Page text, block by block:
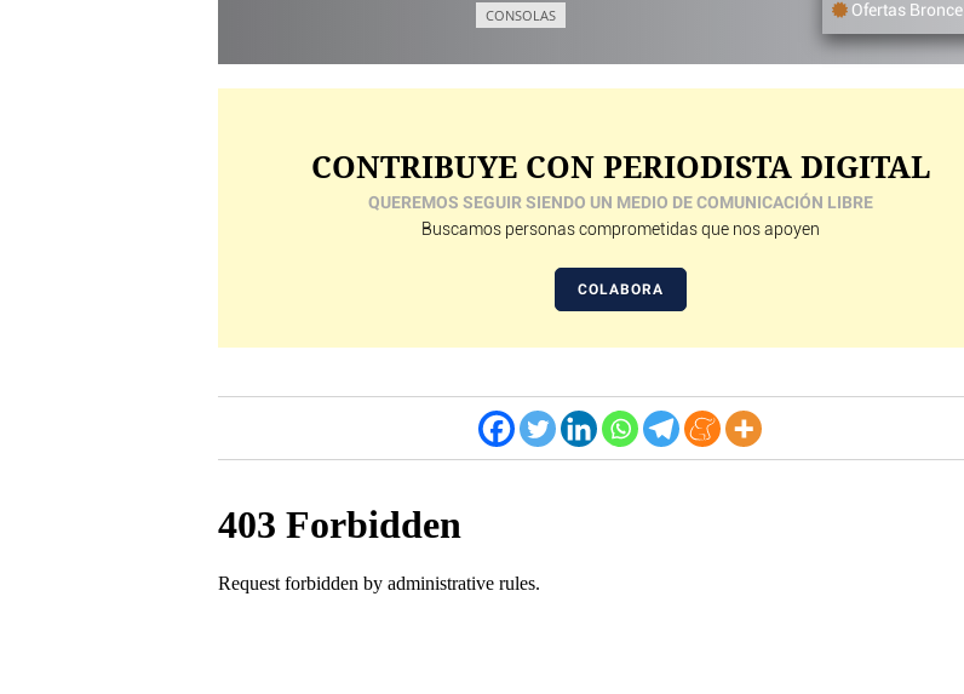
CONSOLAS
Ofertas Bronce
CONTRIBUYE CON PERIODISTA DIGITAL
QUEREMOS SEGUIR SIENDO UN MEDIO DE COMUNICACIÓN LIBRE
Buscamos personas comprometidas que nos apoyen
COLABORA